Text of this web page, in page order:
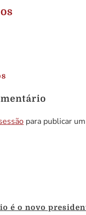
para publicar
é o novo